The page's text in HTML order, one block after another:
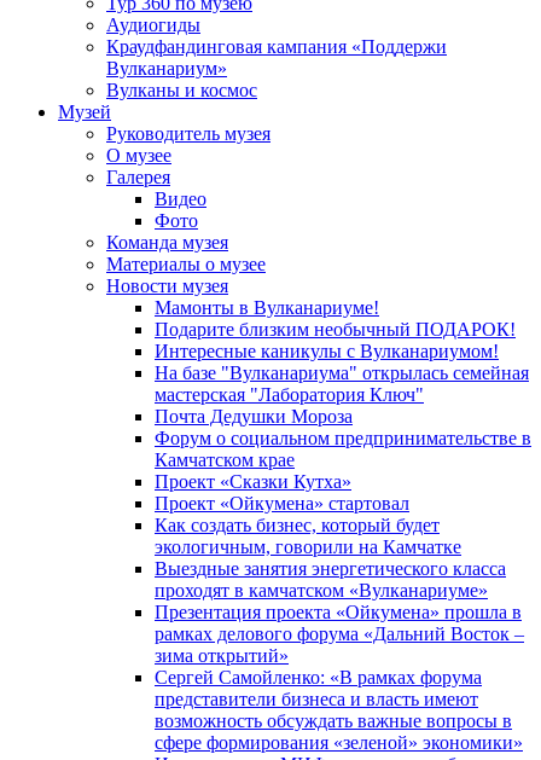
Аудиогиды
Краудфандинговая кампания «Поддержи
Вулканариум»
Вулканы и космос
Музей
Руководитель музея
О музее
Галерея
Видео
Фото
Команда музея
Материалы о музее
Новости музея
Мамонты в Вулканариуме!
Подарите близким необычный ПОДАРОК!
Интересные каникулы с Вулканариумом!
На базе "Вулканариума" открылась семейная
мастерская "Лаборатория Ключ"
Почта Дедушки Мороза
Форум о социальном предпринимательстве в
Камчатском крае
Проект «Сказки Кутха»
Проект «Ойкумена» стартовал
Как создать бизнес, который будет
экологичным, говорили на Камчатке
Выездные занятия энергетического класса
проходят в камчатском «Вулканариуме»
Презентация проекта «Ойкумена» прошла в
рамках делового форума «Дальний Восток –
зима открытий»
Сергей Самойленко: «В рамках форума
представители бизнеса и власть имеют
возможность обсуждать важные вопросы в
сфере формирования «зеленой» экономики»